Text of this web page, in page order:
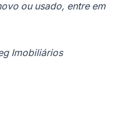
ou usado, entre em
Imobiliários